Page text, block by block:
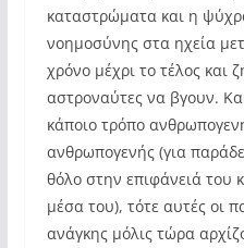
καταστρώματα και η
νοημοσύνης στα ηχεία
χρόνο μέχρι το τέλος και
αστροναύτες να βγουν.
κάποιο τρόπο
ανθρωπογενής (για
θόλο στην επιφάνειά του
μέσα του), τότε αυτές οι
ανάγκης μόλις τώρα